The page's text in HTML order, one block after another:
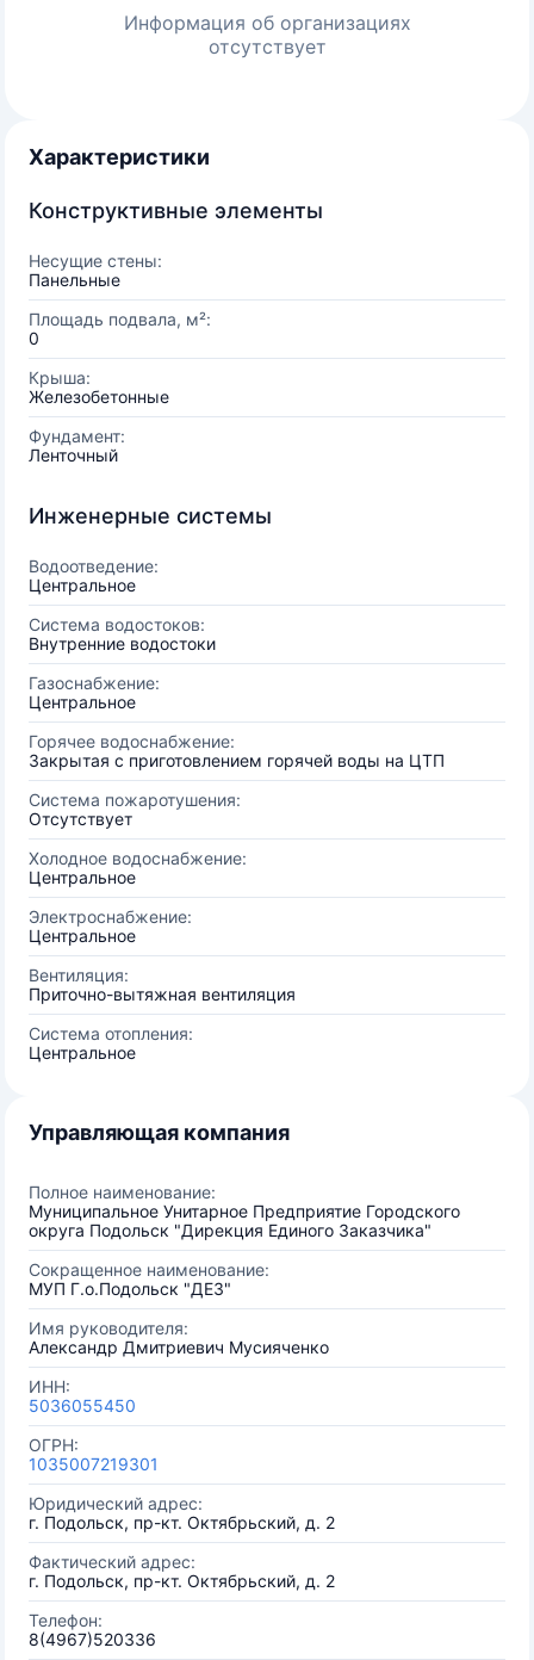
Информация об организациях
отсутствует
Характеристики
Конструктивные элементы
Несущие стены:
Панельные
Площадь подвала, м²:
0
Крыша:
Железобетонные
Фундамент:
Ленточный
Инженерные системы
Водоотведение:
Центральное
Система водостоков:
Внутренние водостоки
Газоснабжение:
Центральное
Горячее водоснабжение:
Закрытая с приготовлением горячей воды на ЦТП
Система пожаротушения:
Отсутствует
Холодное водоснабжение:
Центральное
Электроснабжение:
Центральное
Вентиляция:
Приточно-вытяжная вентиляция
Система отопления:
Центральное
Управляющая компания
Полное наименование:
Муниципальное Унитарное Предприятие Городского
округа Подольск "Дирекция Единого Заказчика"
Сокращенное наименование:
МУП Г.о.Подольск "ДЕЗ"
Имя руководителя:
Александр Дмитриевич Мусияченко
ИНН:
5036055450
ОГРН:
1035007219301
Юридический адрес:
г. Подольск, пр-кт. Октябрьский, д. 2
Фактический адрес:
г. Подольск, пр-кт. Октябрьский, д. 2
Телефон:
8(4967)520336